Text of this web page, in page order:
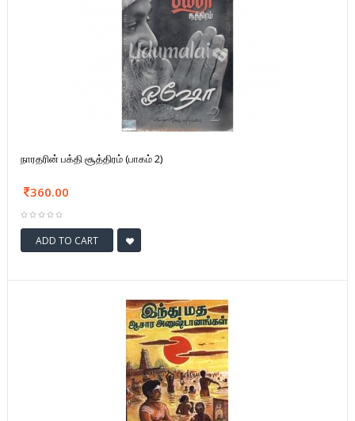
நாரதரின் பக்தி சூத்திரம் (பாகம் 2)
360.00
ADD TO CART